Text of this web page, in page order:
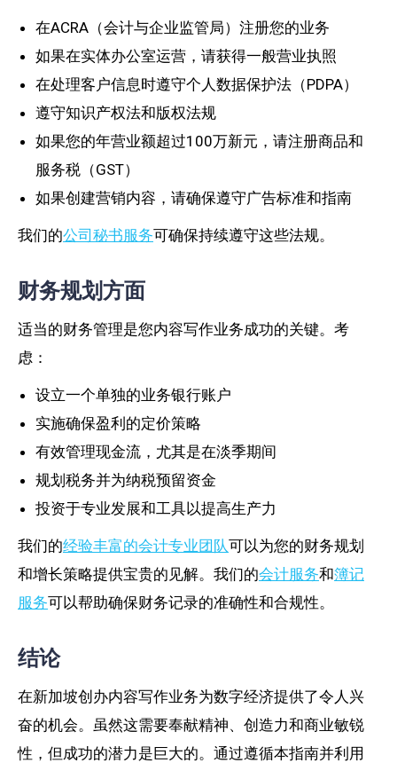
在ACRA（会计与企业监管局）注册您的业务
如果在实体办公室运营，请获得一般营业执照
在处理客户信息时遵守个人数据保护法（PDPA）
遵守知识产权法和版权法规
如果您的年营业额超过100万新元，请注册商品和
服务税（GST）
如果创建营销内容，请确保遵守广告标准和指南
我们的公司秘书服务可确保持续遵守这些法规。
财务规划方面
适当的财务管理是您内容写作业务成功的关键。考
虑：
设立一个单独的业务银行账户
实施确保盈利的定价策略
有效管理现金流，尤其是在淡季期间
规划税务并为纳税预留资金
投资于专业发展和工具以提高生产力
我们的经验丰富的会计专业团队可以为您的财务规划
和增长策略提供宝贵的见解。我们的会计服务和簿记
服务可以帮助确保财务记录的准确性和合规性。
结论
在新加坡创办内容写作业务为数字经济提供了令人兴
奋的机会。虽然这需要奉献精神、创造力和商业敏锐
性，但成功的潜力是巨大的。通过遵循本指南并利用